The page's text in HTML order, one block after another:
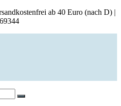
ab 40 Euro (nach D) |